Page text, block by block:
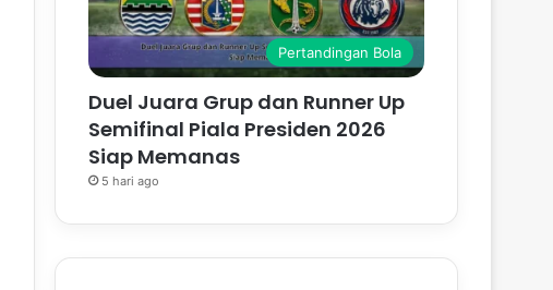
Pertandingan Bola
Duel Juara Grup dan Runner Up
Semifinal Piala Presiden 2026
Siap Memanas
5 hari ago